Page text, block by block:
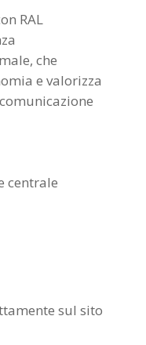
RAL
che
e valorizza
centrale
sul sito